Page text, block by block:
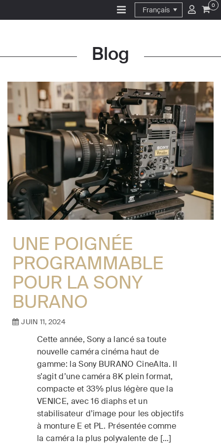
Français
0
Blog
UNE POIGNÉE
PROGRAMMABLE
POUR LA SONY
BURANO
JUIN 11, 2024
Cette année, Sony a lancé sa toute
nouvelle caméra cinéma haut de
gamme: la Sony BURANO CineAlta. Il
s’agit d’une caméra 8K plein format,
compacte et 33% plus légère que la
VENICE, avec 16 diaphs et un
stabilisateur d’image pour les objectifs
à monture E et PL. Présentée comme
la caméra la plus polyvalente de […]